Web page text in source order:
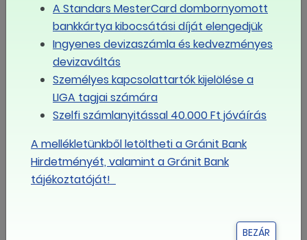
A Deutsche Telekom ITTC Hungary négy helyszínén
sztrájkoltak a dolgozók
Kiderült, ki vezeti mostantól a LIGA Szakszervezeteket
Javaslat az országos munkaügyi kapcsolatok tripartit
fórumának létrehozására
Visszatérne a szociális párbeszéd: állandó munkaügyi
fórum létrehozását javasolják a szakszervezetek
Új társadalmi párbeszédet követelnek a
A Standars MesterCard dombornyomott
bankkártya kibocsátási díját elengedjük
Ingyenes devizaszámla és kedvezményes
devizaváltás
Személyes kapcsolattartók kijelölése a
LIGA tagjai számára
Szelfi számlanyitással 40.000 Ft jóváírás
A mellékletünkből letöltheti a Gránit Bank
Hirdetményét, valamint a Gránit Bank
tájékoztatóját!
BEZÁR